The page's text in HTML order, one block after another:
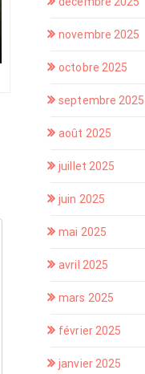
novembre 2025
octobre 2025
septembre 2025
août 2025
juillet 2025
juin 2025
mai 2025
avril 2025
mars 2025
février 2025
janvier 2025